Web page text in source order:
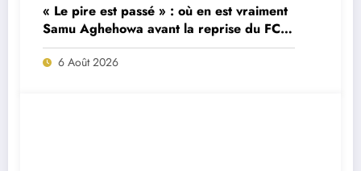
« Le pire est passé » : où en est vraiment
Samu Aghehowa avant la reprise du FC
Porto ?
6 Août 2026